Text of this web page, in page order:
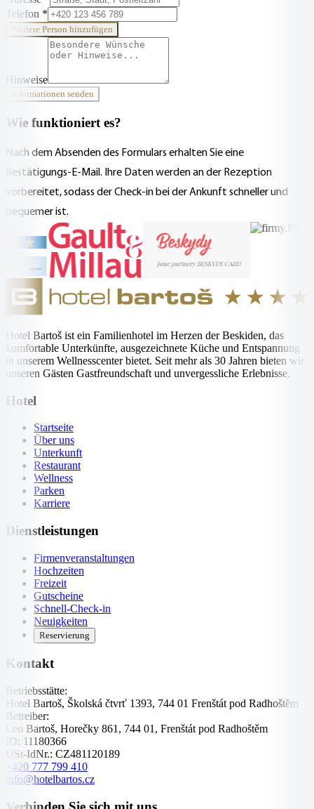
Telefon *
Weitere Person hinzufügen
Hinweise
Informationen senden
Wie funktioniert es?
Nach dem Absenden des Formulars erhalten Sie eine
Bestätigungs-E-Mail. Ihre Daten werden an der Rezeption
vorbereitet, sodass der Check-in bei der Ankunft schneller und
bequemer ist.
Hotel Bartoš ist ein Familienhotel im Herzen der Beskiden, das
komfortable Unterkünfte, ausgezeichnete Küche und Entspannung
in unserem Wellnesscenter bietet. Seit mehr als 30 Jahren bieten wir
unseren Gästen Gastfreundschaft und unvergessliche Erlebnisse.
Hotel
Startseite
Über uns
Unterkunft
Restaurant
Wellness
Parken
Karriere
Dienstleistungen
Firmenveranstaltungen
Hochzeiten
Freizeit
Gutscheine
Schnell-Check-in
Neuigkeiten
Reservierung
Kontakt
Betriebsstätte:
Hotel Bartoš, Školská čtvrť 1393, 744 01 Frenštát pod Radhoštěm
Betreiber:
Leo Bartoš, Horečky 861, 744 01, Frenštát pod Radhoštěm
ID: 11180366
USt-IdNr.: CZ481120189
+420 777 799 410
info@hotelbartos.cz